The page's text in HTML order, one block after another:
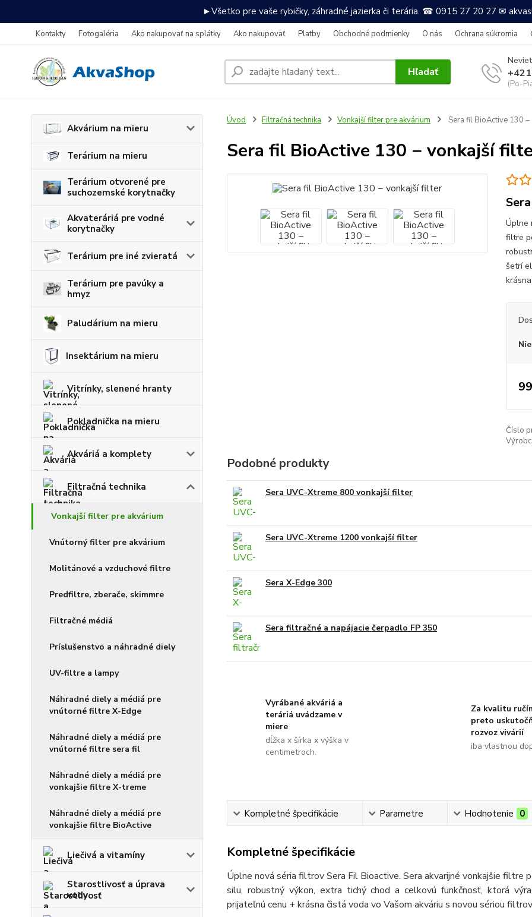
►Všetko pre vaše rybičky, záhradné jazierka či terária. ☎ 0915 27 20 27 ✉
Kontakty Fotogaléria Ako nakupovať na splátky Ako nakupovať Platby Obchodné podmienky O nás Ochrana súkromia
Hľadať
(Po-
Akvárium na mieru
Terárium na mieru
Terárium otvorené pre
suchozemské korytnačky
Akvateráriá pre vodné
korytnačky
Terárium pre iné zvieratá
Terárium pre pavúky a
hmyz
Paludárium na mieru
Insektárium na mieru
Vitrínky, slenené hranty
Pokladnička na mieru
Akváriá a komplety
Filtračná technika
Vonkajší filter pre akvárium
Vnútorný filter pre akvárium
Molitánové a vzduchové filtre
Predfiltre, zberače, skimmre
Filtračné médiá
Príslušenstvo a náhradné diely
UV-filtre a lampy
Náhradné diely a médiá pre
vnútorné filtre X-Edge
Náhradné diely a médiá pre
vnútorné filtre sera fil
Náhradné diely a médiá pre
vonkajšie filtre X-treme
Náhradné diely a médiá pre
vonkajšie filtre BioActive
Liečivá a vitamíny
Starostlivosť a úprava
vody
Úvod Filtračná technika Vonkajší filter pre akvárium Sera fil BioActive 130
Sera fil BioActive 130 − vonkajší
Úplne
filtre
šetrí
Číslo
Podobné produkty
Sera UVC-Xtreme 800 vonkajší filter
Sera UVC-Xtreme 1200 vonkajší filter
Sera X-Edge 300
Sera filtračné a napájacie čerpadlo FP 350
Vyrábané akváriá a
teráriá uvádzame v
miere
dĺžka x šírka x výška v
centimetroch.
Za kvalitu
preto
rozvoz vivárií
iba vlastnou
Kompletné špecifikácie Parametre Hodnotenie 0
Kompletné špecifikácie
Úplne nová séria filtrov Sera Fil Bioactive. Sera akvarijné vonkajšie filtre
silu, robustný výkon, extra tichý chod a celkovú funkčnosť, ktorá
prijateľnú cenu + krásna čistá voda vo Vašom akváriu s novou sériou